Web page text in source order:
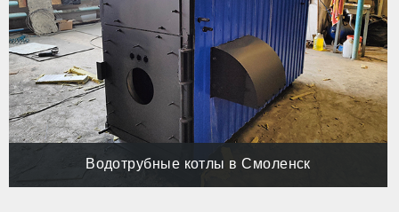
Водотрубные котлы в Смоленск